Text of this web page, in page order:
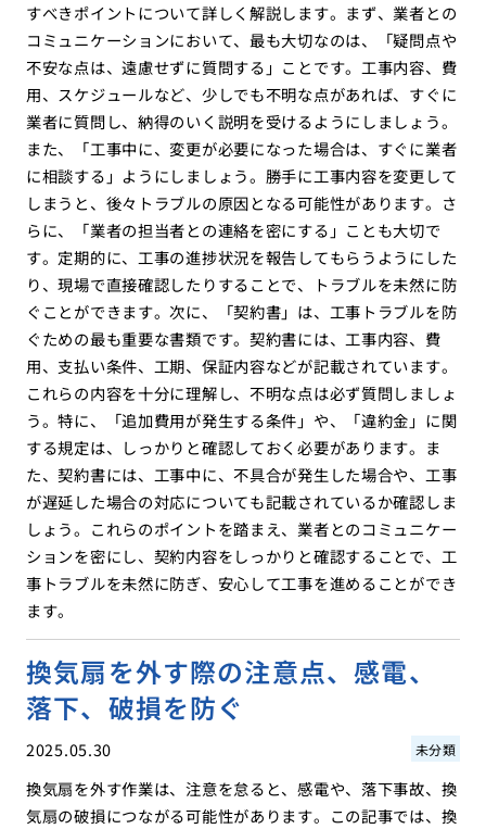
すべきポイントについて詳しく解説します。まず、業者との
コミュニケーションにおいて、最も大切なのは、「疑問点や
不安な点は、遠慮せずに質問する」ことです。工事内容、費
用、スケジュールなど、少しでも不明な点があれば、すぐに
業者に質問し、納得のいく説明を受けるようにしましょう。
また、「工事中に、変更が必要になった場合は、すぐに業者
に相談する」ようにしましょう。勝手に工事内容を変更して
しまうと、後々トラブルの原因となる可能性があります。さ
らに、「業者の担当者との連絡を密にする」ことも大切で
す。定期的に、工事の進捗状況を報告してもらうようにした
り、現場で直接確認したりすることで、トラブルを未然に防
ぐことができます。次に、「契約書」は、工事トラブルを防
ぐための最も重要な書類です。契約書には、工事内容、費
用、支払い条件、工期、保証内容などが記載されています。
これらの内容を十分に理解し、不明な点は必ず質問しましょ
う。特に、「追加費用が発生する条件」や、「違約金」に関
する規定は、しっかりと確認しておく必要があります。ま
た、契約書には、工事中に、不具合が発生した場合や、工事
が遅延した場合の対応についても記載されているか確認しま
しょう。これらのポイントを踏まえ、業者とのコミュニケー
ションを密にし、契約内容をしっかりと確認することで、工
事トラブルを未然に防ぎ、安心して工事を進めることができ
ます。
換気扇を外す際の注意点、感電、
落下、破損を防ぐ
2025.05.30 未分類
換気扇を外す作業は、注意を怠ると、感電や、落下事故、換
気扇の破損につながる可能性があります。この記事では、換